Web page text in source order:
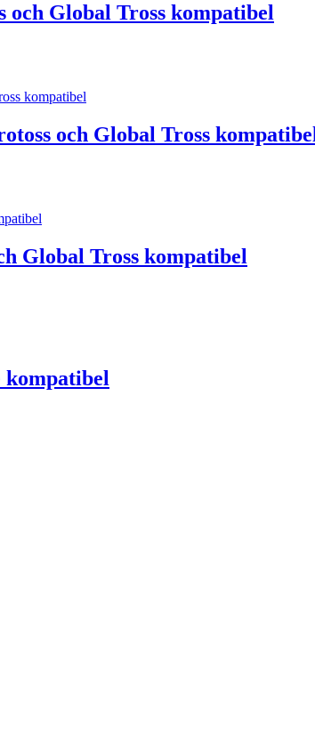
och Global Tross kompatibel
och Global Tross kompatibel
Global Tross kompatibel